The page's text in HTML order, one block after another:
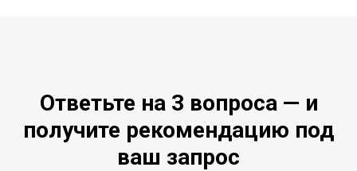
Ответьте на 3 вопроса — и
получите рекомендацию под
ваш запрос